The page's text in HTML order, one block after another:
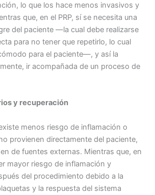
lo que los hace menos invasivos y
que, en el PRP, sí se necesita una
del paciente —la cual debe realizarse
para no tener que repetirlo, lo cual
para el paciente—, y así la
ir acompañada de un proceso de
y recuperación
menos riesgo de inflamación o
provienen directamente del paciente,
de fuentes externas. Mientras que, en
mayor riesgo de inflamación y
del procedimiento debido a la
y la respuesta del sistema